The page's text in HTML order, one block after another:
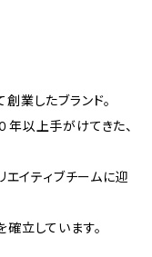
業したブランド。
年以上手がけてきた、
エイティブチームに迎
立しています。